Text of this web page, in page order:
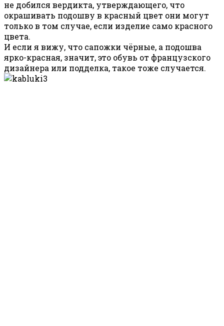
не добился вердикта, утверждающего, что
окрашивать подошву в красный цвет они могут
только в том случае, если изделие само красного
цвета.
И если я вижу, что сапожки чёрные, а подошва
ярко-красная, значит, это обувь от французского
дизайнера или подделка, такое тоже случается.